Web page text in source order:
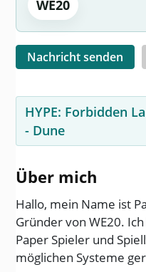
WE20
Nachricht senden
HYPE: Forbidden
- Dune
Über mich
Hallo, mein Name ist
Gründer von WE20.
Paper Spieler und
möglichen Systeme